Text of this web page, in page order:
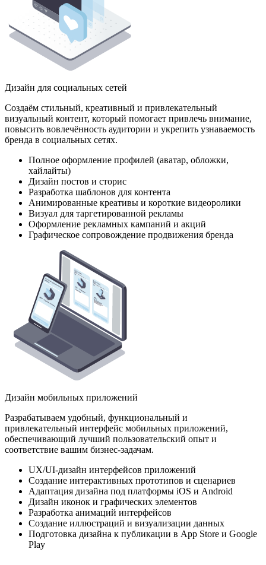
Дизайн для социальных сетей
Создаём стильный, креативный и привлекательный
визуальный контент, который помогает привлечь внимание,
повысить вовлечённость аудитории и укрепить узнаваемость
бренда в социальных сетях.
Полное оформление профилей (аватар, обложки,
хайлайты)
Дизайн постов и сторис
Разработка шаблонов для контента
Анимированные креативы и короткие видеоролики
Визуал для таргетированной рекламы
Оформление рекламных кампаний и акций
Графическое сопровождение продвижения бренда
Дизайн мобильных приложений
Разрабатываем удобный, функциональный и
привлекательный интерфейс мобильных приложений,
обеспечивающий лучший пользовательский опыт и
соответствие вашим бизнес-задачам.
UX/UI-дизайн интерфейсов приложений
Создание интерактивных прототипов и сценариев
Адаптация дизайна под платформы iOS и Android
Дизайн иконок и графических элементов
Разработка анимаций интерфейсов
Создание иллюстраций и визуализации данных
Подготовка дизайна к публикации в App Store и Google
Play